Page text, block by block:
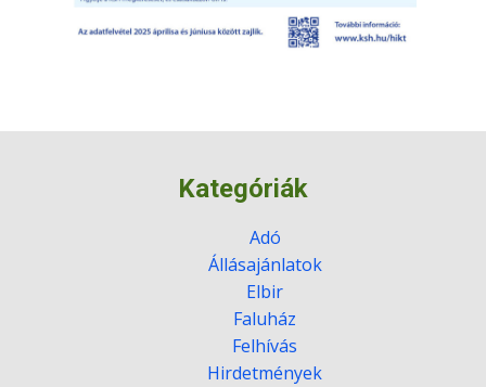
Kategóriák
Adó
Állásajánlatok
Elbir
Faluház
Felhívás
Hirdetmények